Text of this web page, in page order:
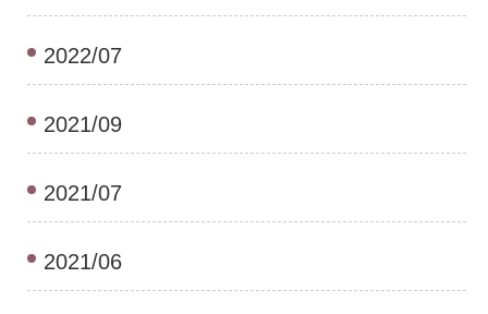
2022/07
2021/09
2021/07
2021/06